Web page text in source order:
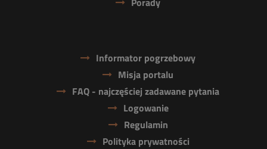
Informator pogrzebowy
Misja portalu
FAQ - najczęściej zadawane pytania
Logowanie
Regulamin
Polityka prywatności